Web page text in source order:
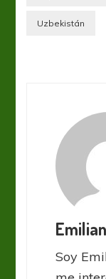
Uzbekistán
Soy